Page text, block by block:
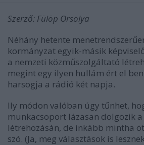
Szerző: Fülöp Orsolya
Néhány hetente
kormányzat egyik-másik
a nemzeti közműszolgáltató
megint egy ilyen hullám ért el
harsogja a rádió két napja.
Ily módon valóban úgy tűnhet,
munkacsoport lázasan dolgozik a
létrehozásán, de inkább mintha
szó. (Ja, meg választások is